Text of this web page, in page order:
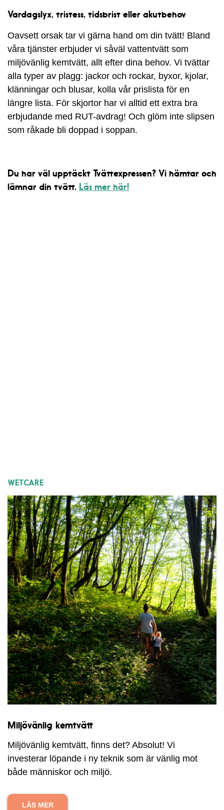
Vardagslyx, tristess, tidsbrist eller akutbehov
Oavsett orsak tar vi gärna hand om din tvätt! Bland
våra tjänster erbjuder vi såväl vattentvätt som
miljövänlig kemtvätt, allt efter dina behov. Vi tvättar
alla typer av plagg: jackor och rockar, byxor, kjolar,
klänningar och blusar, kolla vår prislista för en
längre lista. För skjortor har vi alltid ett extra bra
erbjudande med RUT-avdrag! Och glöm inte slipsen
som råkade bli doppad i soppan.
Du har väl upptäckt Tvättexpressen? Vi hämtar och
lämnar din tvätt. Läs mer här!
WETCARE
Miljövänlig kemtvätt
Miljövänlig kemtvätt, finns det? Absolut! Vi
investerar löpande i ny teknik som är vänlig mot
både människor och miljö.
LÄS MER